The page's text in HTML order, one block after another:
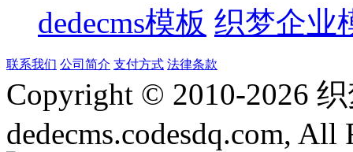
dedecms模板 织梦企业
联系我们 公司简介 支付方式 法律条款
Copyright © 2010-2026
dedecms.codesdq.com, All